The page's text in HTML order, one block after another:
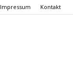
Impressum Kontakt